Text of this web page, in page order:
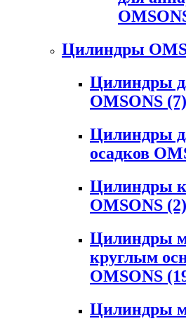
Цилиндры
Цилиндры
OMSONS (7)
Цилиндры
осадков
Цилиндры
OMSONS (2)
Цилиндры
круглым
OMSONS
Цилиндры